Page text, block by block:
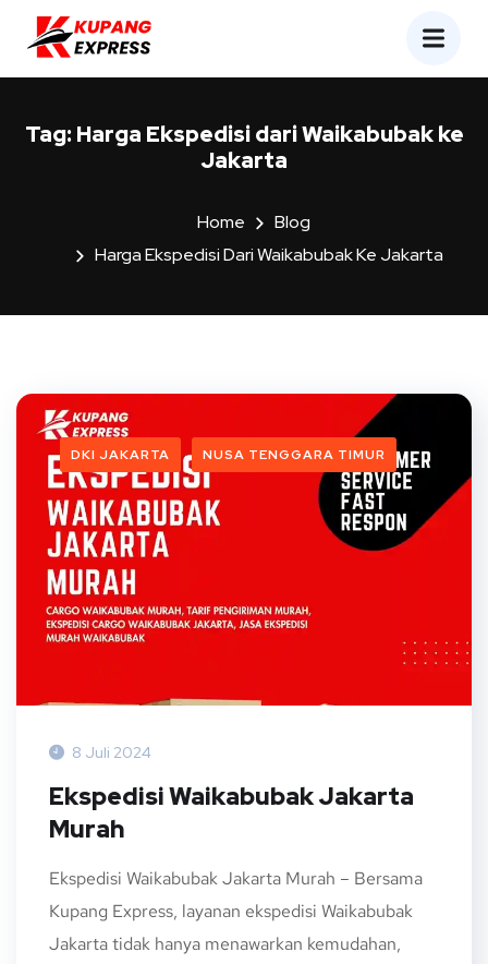
Tag: Harga Ekspedisi dari Waikabubak ke
Jakarta
Home
Blog
Harga Ekspedisi Dari Waikabubak Ke Jakarta
DKI JAKARTA NUSA TENGGARA TIMUR
8 Juli 2024
Ekspedisi Waikabubak Jakarta
Murah
Ekspedisi Waikabubak Jakarta Murah – Bersama
Kupang Express, layanan ekspedisi Waikabubak
Jakarta tidak hanya menawarkan kemudahan,